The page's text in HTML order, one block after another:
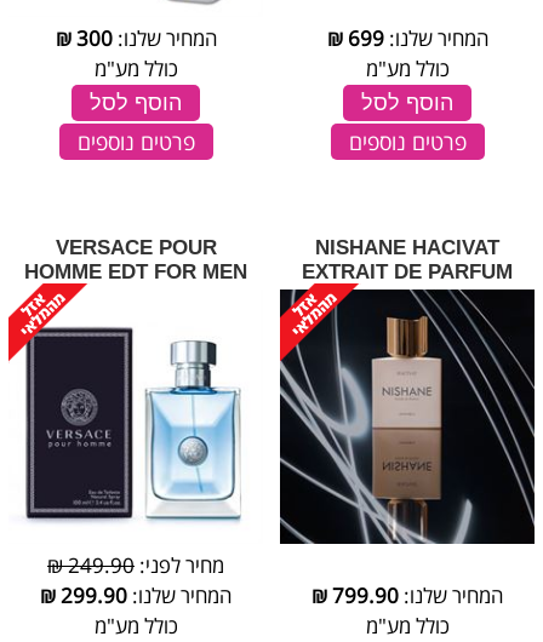
המחיר שלנו:699
₪
כולל מע"מ
הוסף לסל
פרטים נוספים
המחיר שלנו:300
₪
כולל מע"מ
הוסף לסל
פרטים נוספים
NISHANE HACIVAT
EXTRAIT DE PARFUM
המחיר שלנו: 799.90
₪
כולל מע"מ
VERSACE POUR
HOMME EDT FOR MEN
מחיר לפני: 249.90 ₪
המחיר שלנו: 299.90
₪
כולל מע"מ